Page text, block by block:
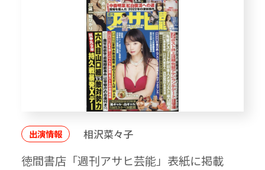
出演情報 相沢菜々子
徳間書店「週刊アサヒ芸能」表紙に掲載